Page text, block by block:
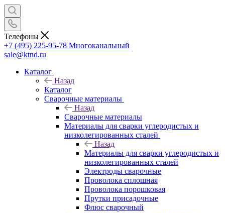
Телефоны
+7 (495) 225-95-78 Многоканальный
sale@ktnd.ru
Каталог
Назад
Каталог
Сварочные материалы
Назад
Сварочные материалы
Материалы для сварки углеродистых и
низколегированных сталей
Назад
Материалы для сварки углеродистых и
низколегированных сталей
Электроды сварочные
Проволока сплошная
Проволока порошковая
Прутки присадочные
Флюс сварочный